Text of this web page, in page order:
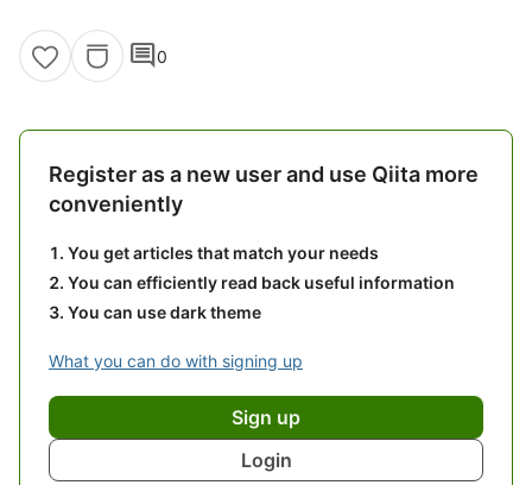
comment0
Register as a new user and use Qiita more
conveniently
You get articles that match your needs
You can efficiently read back useful information
You can use dark theme
What you can do with signing up
Sign up
Login